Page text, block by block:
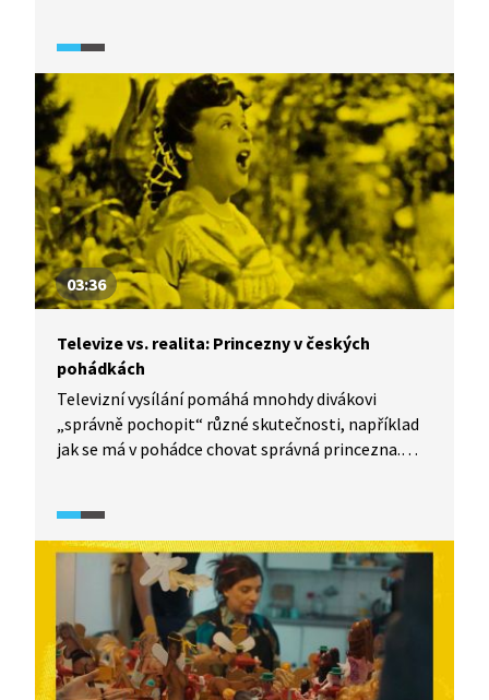
2.0.
03:36
Televize vs. realita: Princezny v českých
pohádkách
Televizní vysílání pomáhá mnohdy divákovi
„správně pochopit“ různé skutečnosti, například
jak se má v pohádce chovat správná princezna.
TeleRevize 2.0.